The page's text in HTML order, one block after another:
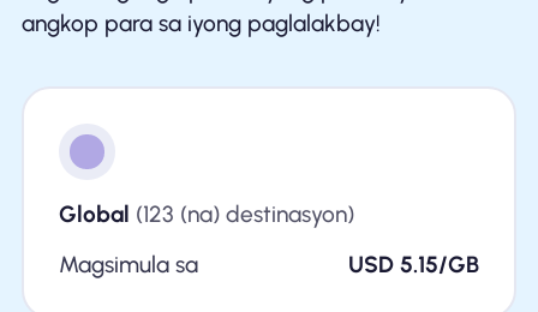
angkop para sa iyong paglalakbay!
Global (123 (na) destinasyon)
Magsimula sa
USD 5.15/GB